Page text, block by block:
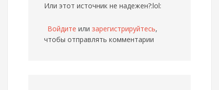
Или этот источник не надежен?:lol:
Войдите или зарегистрируйтесь,
чтобы отправлять комментарии